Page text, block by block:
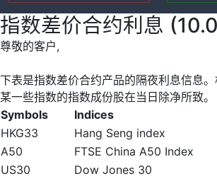
指数差价合约利息
尊敬的客户,
下表是指数差价合约产品的隔夜利息信息
某一些指数的指数成份股在当日除净所致。
Symbols
Indices
HKG33
Hang Seng index
A50
FTSE China A50 Index
US30
Dow Jones 30